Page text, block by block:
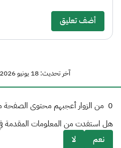
أضف تعليق
آخر تحديث: 18 يونيو 2026 11:25 ص المملكة العربية السعودية
0 من الزوار أعجبهم محتوى
هل استفدت من المعلومات المقدمة
نعم
لا